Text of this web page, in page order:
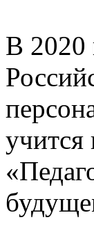
В 2020
учится